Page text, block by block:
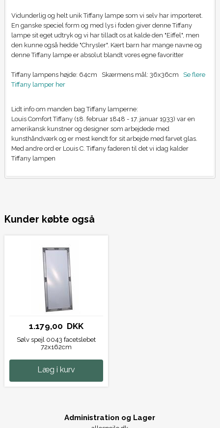
Vidunderlig og helt unik Tiffany lampe som vi selv har importeret.
En ganske speciel form og med lys i foden giver denne Tiffany
lampe sit eget udtryk og vi har tilladt os at kalde den "Eiffel", men
den kunne også hedde "Chrysler". Kært barn har mange navne og
denne Tiffany lampe er absolut blandt vores egne favoritter
Tiffany lampens højde: 64cm Skærmens mål: 36x36cm Se flere
Tiffany lamper her
Lidt info om manden bag Tiffany lamperne:
Louis Comfort Tiffany (18. februar 1848 - 17. januar 1933) var en
amerikansk kunstner og designer som arbejdede med
kunsthåndværk og er mest kendt for sit arbejde med farvet glas.
Med andre ord er Louis C. Tiffany faderen til det vi idag kalder
Tiffany lampen
Kunder købte også
1.179,00 DKK
Sølv spejl 0043 facetslebet
72x162cm
Læg i kurv
Administration og Lager